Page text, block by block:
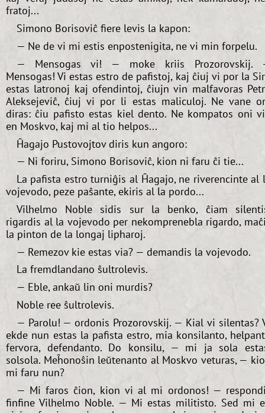
fratoj...
Simono Borisoviĉ fiere levis la kapon:
— Ne de vi mi estis enpostenigita, ne vi min forpelu.
— Mensogas vi! — moke kriis Prozorovskij.
Mensogas! Vi estas estro de pafistoj, kaj ĉiuj vi por la
estas latronoj kaj ofendintoj, ĉiujn vin malfavoras
Aleksejeviĉ, ĉiuj vi por li estas maliculoj. Ne vane
diras: ĉiu pafisto estas kiel dento. Ne kompatos oni
en Moskvo, kaj mi al tio helpos...
Ĥagajo Pustovojtov diris kun angoro:
— Ni foriru, Simono Borisoviĉ, kion ni faru ĉi tie...
La pafista estro turniĝis al Ĥagajo, ne riverencinte al
vojevodo, peze paŝante, ekiris al la pordo...
Vilhelmo Noble sidis sur la benko, ĉiam
rigardis al la vojevodo per nekomprenebla rigardo,
la pinton de la longaj lipharoj.
— Remezov kie estas via? — demandis la vojevodo.
La fremdlandano ŝultrolevis.
— Eble, ankaŭ lin oni murdis?
Noble ree ŝultrolevis.
— Parolu! — ordonis Prozorovskij. — Kial vi silentas?
ekde nun estas la pafista estro, mia konsilanto,
fervora, defendanto. Do konsilu, — mi ja sola
solsola. Meĥonoŝin leŭtenanto al Moskvo veturas, —
mi faru nun?
— Mi faros ĉion, kion vi al mi ordonos! —
finfine Vilhelmo Noble. — Mi estas militisto. Sed mi